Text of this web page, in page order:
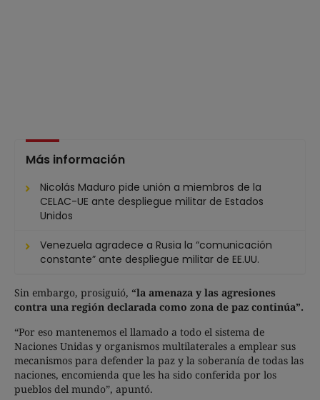
Más información
Nicolás Maduro pide unión a miembros de la
CELAC-UE ante despliegue militar de Estados
Unidos
Venezuela agradece a Rusia la “comunicación
constante” ante despliegue militar de EE.UU.
Sin embargo, prosiguió, “la amenaza y las agresiones
contra una región declarada como zona de paz continúa”.
“Por eso mantenemos el llamado a todo el sistema de
Naciones Unidas y organismos multilaterales a emplear sus
mecanismos para defender la paz y la soberanía de todas las
naciones, encomienda que les ha sido conferida por los
pueblos del mundo”, apuntó.